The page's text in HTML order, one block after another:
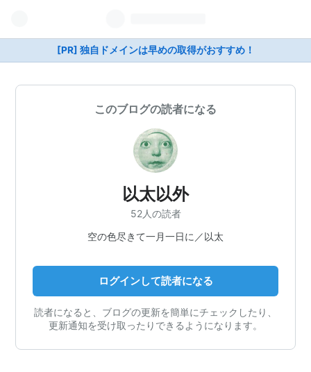
[PR] 独自ドメインは早めの取得がおすすめ！
このブログの読者になる
以太以外
52人の読者
空の色尽きて一月一日に／以太
ログインして読者になる
読者になると、ブログの更新を簡単にチェックしたり、
更新通知を受け取ったりできるようになります。